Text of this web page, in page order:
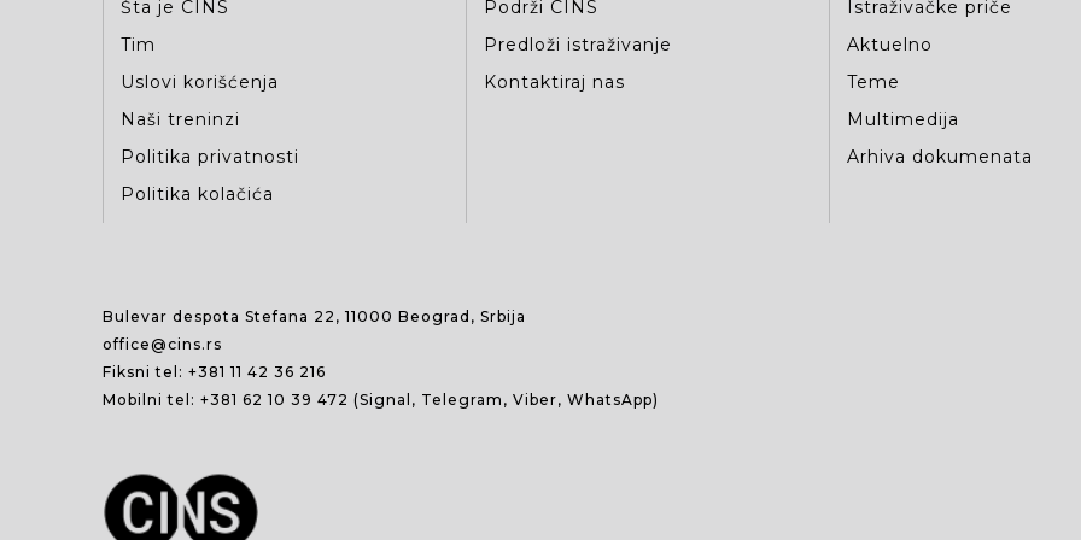
Šta je CINS
Tim
Uslovi korišćenja
Naši treninzi
Politika privatnosti
Politika kolačića
Podrži CINS
Predloži istraživanje
Kontaktiraj nas
Istraživačke priče
Aktuelno
Teme
Multimedija
Arhiva dokumenata
Bulevar despota Stefana 22, 11000 Beograd, Srbija
office@cins.rs
Fiksni tel: +381 11 42 36 216
Mobilni tel: +381 62 10 39 472 (Signal, Telegram, Viber, WhatsApp)